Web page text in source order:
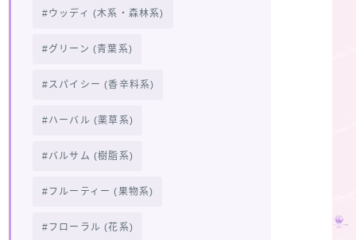
ウッディ (木系・森林系)
グリーン (青葉系)
スパイシー (香辛料系)
ハーバル (薬草系)
バルサム (樹脂系)
フルーティー (果物系)
フローラル (花系)